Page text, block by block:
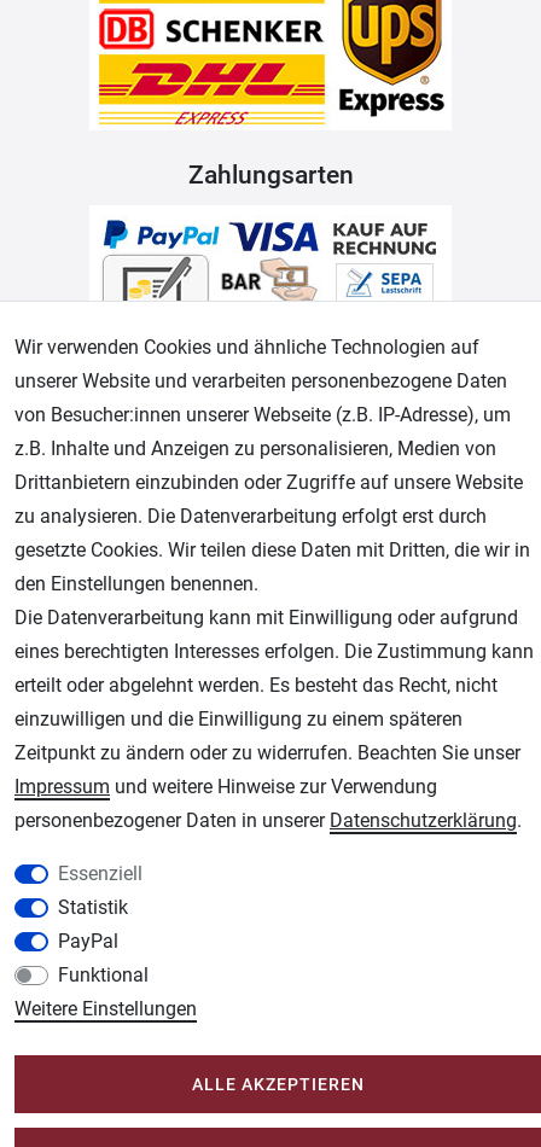
Zahlungsarten
Geprüfter Shop
Unsere weiteren Shops:
Schmincke-City.de
Plotter-City.com
Schneideplotter, Transferpressen, Siebdruck und Plotterfolien
Modellbau-City.com
Military + Tabletop Plastikmodelle und Modellbau Farben - Bringen Sie Farbe ins
Spiel.
Im-Shop-kaufen.de
Küchen Zubehör - Haus/Garten - Tierbedarf
Wir verwenden Cookies und ähnliche Technologien auf
unserer Website und verarbeiten personenbezogene Daten
von Besucher:innen unserer Webseite (z.B. IP-Adresse), um
z.B. Inhalte und Anzeigen zu personalisieren, Medien von
Drittanbietern einzubinden oder Zugriffe auf unsere Website
zu analysieren. Die Datenverarbeitung erfolgt erst durch
gesetzte Cookies. Wir teilen diese Daten mit Dritten, die wir in
den Einstellungen benennen.
Die Datenverarbeitung kann mit Einwilligung oder aufgrund
eines berechtigten Interesses erfolgen. Die Zustimmung kann
erteilt oder abgelehnt werden. Es besteht das Recht, nicht
einzuwilligen und die Einwilligung zu einem späteren
Zeitpunkt zu ändern oder zu widerrufen. Beachten Sie unser
Impressum und weitere Hinweise zur Verwendung
personenbezogener Daten in unserer Daten­schutz­erklärung.
Essenziell
Statistik
PayPal
Funktional
Weitere Einstellungen
ALLE AKZEPTIEREN